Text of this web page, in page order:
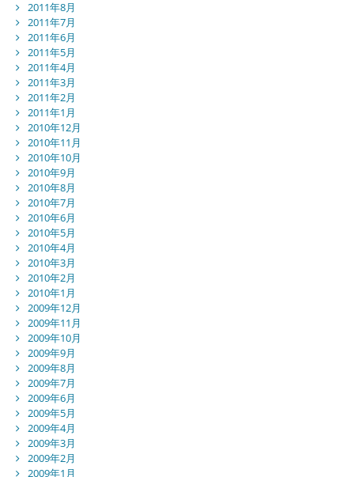
2011年8月
2011年7月
2011年6月
2011年5月
2011年4月
2011年3月
2011年2月
2011年1月
2010年12月
2010年11月
2010年10月
2010年9月
2010年8月
2010年7月
2010年6月
2010年5月
2010年4月
2010年3月
2010年2月
2010年1月
2009年12月
2009年11月
2009年10月
2009年9月
2009年8月
2009年7月
2009年6月
2009年5月
2009年4月
2009年3月
2009年2月
2009年1月